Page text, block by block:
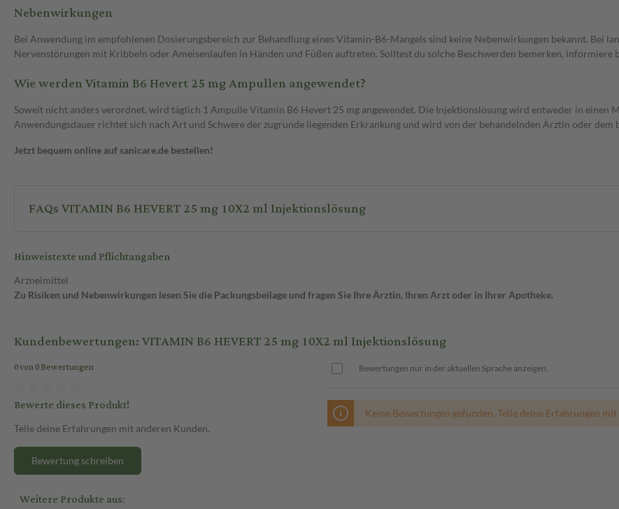
Nebenwirkungen
Bei Anwendung im empfohlenen Dosierungsbereich zur Behandlung eines Vitamin-B6-Mangels sind keine Nebenwirkungen bekannt. Bei
Nervenstörungen mit Kribbeln oder Ameisenlaufen in Händen und Füßen auftreten. Solltest du solche Beschwerden bemerken, informiere
Wie werden Vitamin B6 Hevert 25 mg Ampullen angewendet?
Soweit nicht anders verordnet, wird täglich 1 Ampulle Vitamin B6 Hevert 25 mg angewendet. Die Injektionslösung wird entweder in einen
Anwendungsdauer richtet sich nach Art und Schwere der zugrunde liegenden Erkrankung und wird von der behandelnden Ärztin oder dem
Jetzt bequem online auf sanicare.de bestellen!
FAQs VITAMIN B6 HEVERT 25 mg 10X2 ml Injektionslösung
Hinweistexte und Pflichtangaben
Arzneimittel
Zu Risiken und Nebenwirkungen lesen Sie die Packungsbeilage und fragen Sie Ihre Ärztin, Ihren Arzt oder in Ihrer Apotheke.
Kundenbewertungen: VITAMIN B6 HEVERT 25 mg 10X2 ml Injektionslösung
0 von 0 Bewertungen
Bewerte dieses Produkt!
Teile deine Erfahrungen mit anderen Kunden.
Bewertung schreiben
Bewertungen nur in der aktuellen Sprache anzeigen.
Keine Bewertungen gefunden. Teile deine Erfahrungen mit
Weitere Produkte aus: